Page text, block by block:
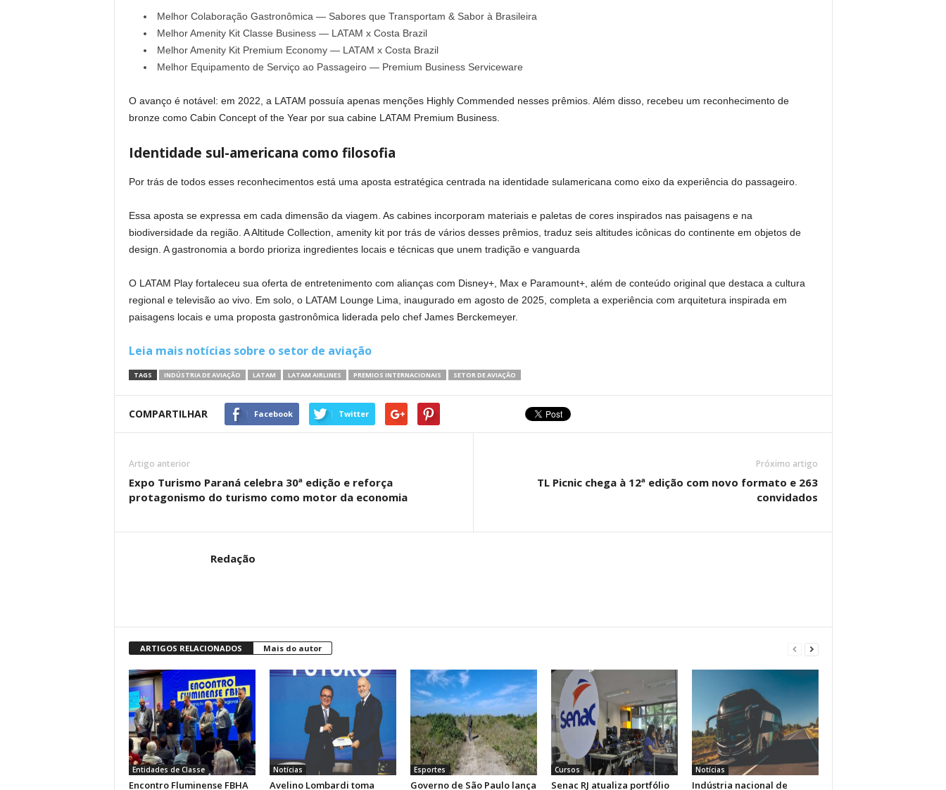
Melhor Colaboração Gastronômica — Sabores que Transportam & Sabor à Brasileira
Melhor Amenity Kit Classe Business — LATAM x Costa Brazil
Melhor Amenity Kit Premium Economy — LATAM x Costa Brazil
Melhor Equipamento de Serviço ao Passageiro — Premium Business Serviceware
O avanço é notável: em 2022, a LATAM possuía apenas menções Highly Commended nesses prêmios. Além disso, recebeu um reconhecimento de
bronze como Cabin Concept of the Year por sua cabine LATAM Premium Business.
Identidade sul-americana como filosofia
Por trás de todos esses reconhecimentos está uma aposta estratégica centrada na identidade sulamericana como eixo da experiência do passageiro.
Essa aposta se expressa em cada dimensão da viagem. As cabines incorporam materiais e paletas de cores inspirados nas paisagens e na
biodiversidade da região. A Altitude Collection, amenity kit por trás de vários desses prêmios, traduz seis altitudes icônicas do continente em objetos de
design. A gastronomia a bordo prioriza ingredientes locais e técnicas que unem tradição e vanguarda
O LATAM Play fortaleceu sua oferta de entretenimento com alianças com Disney+, Max e Paramount+, além de conteúdo original que destaca a cultura
regional e televisão ao vivo. Em solo, o LATAM Lounge Lima, inaugurado em agosto de 2025, completa a experiência com arquitetura inspirada em
paisagens locais e uma proposta gastronômica liderada pelo chef James Berckemeyer.
Leia mais notícias sobre o setor de aviação
TAGS INDÚSTRIA DE AVIAÇÃO LATAM LATAM AIRLINES PREMIOS INTERNACIONAIS SETOR DE AVIAÇÃO
COMPARTILHAR Facebook Twitter
Artigo anterior
Expo Turismo Paraná celebra 30ª edição e reforça
protagonismo do turismo como motor da economia
Próximo artigo
TL Picnic chega à 12ª edição com novo formato e 263
convidados
Redação
ARTIGOS RELACIONADOS Mais do autor
Entidades de Classe
Encontro Fluminense FBHA
Notícias
Avelino Lombardi toma
Esportes
Governo de São Paulo lança
Cursos
Senac RJ atualiza portfólio
Notícias
Indústria nacional de